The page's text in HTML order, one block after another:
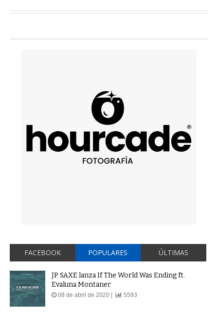
FACEBOOK POPULARES ÚLTIMAS
JP SAXE lanza If The World Was Ending ft.
Evaluna Montaner
08 de abril de 2020 | 5593